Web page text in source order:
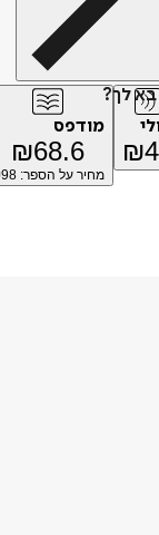
בא לך?
₪
מודפס
₪68.6
מחיר על הספר: ₪ 98